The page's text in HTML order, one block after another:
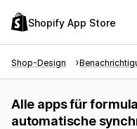
Shopify App Store
Shop-Design
Alle apps für
automatische